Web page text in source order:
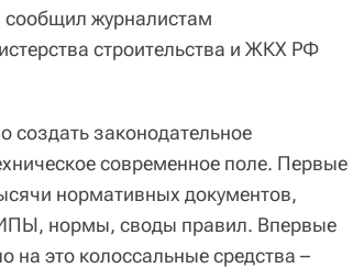
сообщил журналистам
строительства и ЖКХ РФ
создать законодательное
современное поле. Первые
нормативных документов,
нормы, своды правил. Впервые
на это колоссальные средства –